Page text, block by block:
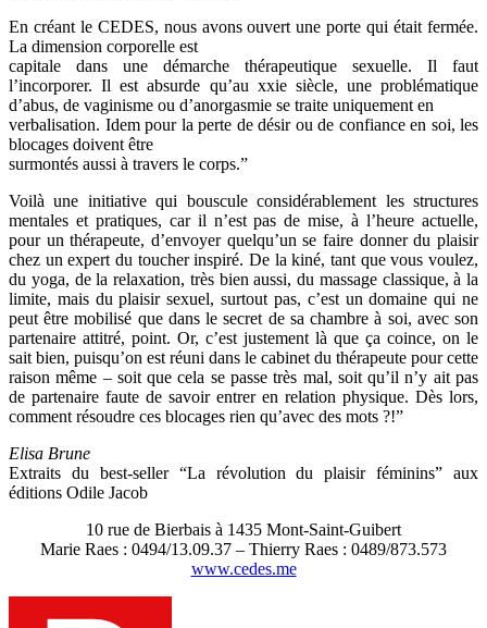
En créant le CEDES, nous avons ouvert une porte qui était fermée.
La dimension corporelle est
capitale dans une démarche thérapeutique sexuelle. Il faut
l’incorporer. Il est absurde qu’au xxie siècle, une problématique
d’abus, de vaginisme ou d’anorgasmie se traite uniquement en
verbalisation. Idem pour la perte de désir ou de confiance en soi, les
blocages doivent être
surmontés aussi à travers le corps.”
Voilà une initiative qui bouscule considérablement les structures
mentales et pratiques, car il n’est pas de mise, à l’heure actuelle,
pour un thérapeute, d’envoyer quelqu’un se faire donner du plaisir
chez un expert du toucher inspiré. De la kiné, tant que vous voulez,
du yoga, de la relaxation, très bien aussi, du massage classique, à la
limite, mais du plaisir sexuel, surtout pas, c’est un domaine qui ne
peut être mobilisé que dans le secret de sa chambre à soi, avec son
partenaire attitré, point. Or, c’est justement là que ça coince, on le
sait bien, puisqu’on est réuni dans le cabinet du thérapeute pour cette
raison même – soit que cela se passe très mal, soit qu’il n’y ait pas
de partenaire faute de savoir entrer en relation physique. Dès lors,
comment résoudre ces blocages rien qu’avec des mots ?!”
Elisa Brune
Extraits du best-seller “La révolution du plaisir féminins” aux
éditions Odile Jacob
10 rue de Bierbais à 1435 Mont-Saint-Guibert
Marie Raes : 0494/13.09.37 – Thierry Raes : 0489/873.573
www.cedes.me